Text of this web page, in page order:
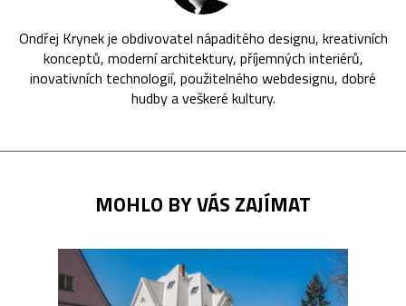
Ondřej Krynek je obdivovatel nápaditého designu, kreativních
konceptů, moderní architektury, příjemných interiérů,
inovativních technologií, použitelného webdesignu, dobré
hudby a veškeré kultury.
MOHLO BY VÁS ZAJÍMAT